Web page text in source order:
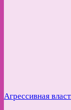
Агрессивная